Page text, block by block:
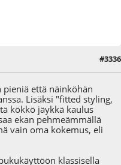
- klo:21:25 käyttäjältä Farmer John
#3336
että näinköhän
Lisäksi "fitted styling,
kökkö jäykkä kaulus
ekan pehmeämmällä
vain oma kokemus, eli
klassisella